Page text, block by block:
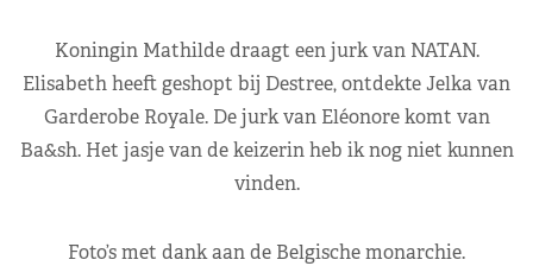
Koningin Mathilde draagt een jurk van NATAN.
Elisabeth heeft geshopt bij Destree, ontdekte Jelka van
Garderobe Royale. De jurk van Eléonore komt van
Ba&sh. Het jasje van de keizerin heb ik nog niet kunnen
vinden.
Foto’s met dank aan de Belgische monarchie.